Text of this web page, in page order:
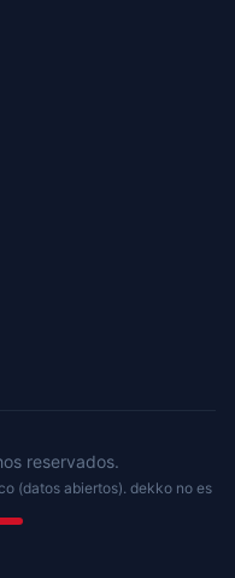
reservados.
(datos abiertos). dekko no es